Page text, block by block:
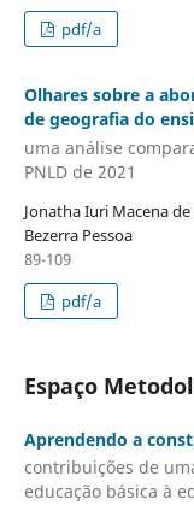
pdf/a
Olhares sobre a
de geografia do
uma análise
PNLD de 2021
Jonatha Iuri Macena
Bezerra Pessoa
89-109
pdf/a
Espaço
Aprendendo a
contribuições de
educação básica à